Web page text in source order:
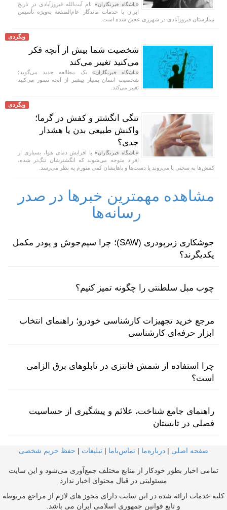
«باشگاه خبرنگاران» نام آیت‌الله فیروزآبادی در تاریخ
ایران با خدمات ماندگار عام‌المنفعه به‌ویژه تأسیس
بیمارستان فیروزآبادی در شهرری عجین شده است.
وبگردی
شخصیت شما بیش از آنچه فکر
می‌کنید تغییر می‌کند
«باشگاه خبرنگاران» یک مطالعه جدید می‌گوید؛
شخصیت انسان بسیار بیشتر از آنچه تصور می‌کنید
تغییر می‌کند.
وبگردی
تنگی انگشتر و کفش در گرما؛
واکنش طبیعی بدن یا هشدار
جدی؟
«باشگاه خبرنگاران»با افزایش دمای هوا، بسیاری از
افراد متوجه می‌شوند که انگشترشان تنگ‌تر شده،
کفش‌ها به سختی پا می‌روند یا دست‌ها و پاهایشان کمی متورم به نظر می‌رسد.
مشاهده مهمترین خبرها در صدر
رسانه‌ها
جوشکاری زیرپودری (SAW)؛ چرا سیم‌جوش و پودر مکمل
یکدیگرند؟
چوب مبل سلطنتی را چگونه تمیز کنیم؟
مرجع خرید تجهیزات کارشناسی خودرو؛ راهنمای انتخاب
ابزار حرفه‌ای کارشناسی
چرا استفاده از شمش فانتزی در تابلوهای برق الزامی
است؟
راهنمای جامع شناخت، علائم و پیشگیری از حساسیت
فصلی در تابستان
صفحه اصلی | درباره‌ما | تماس‌با‌ما | تبلیغات | حفظ حریم شخصی
تمامی اخبار بطور خودکار از منابع مختلف جمع‌آوری می‌شود و این سایت
مسئولیتی در قبال محتوای اخبار ندارد
کلیه خدمات ارائه شده در این سایت دارای مجوز های لازم از مراجع مربوطه
و تابع قوانین جمهوری اسلامی ایران می باشد.